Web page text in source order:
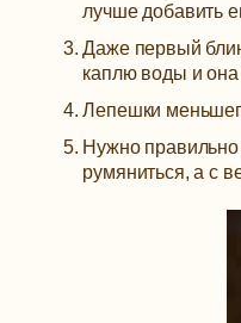
лучше добавить
Даже первый
каплю воды и она
Лепешки
Нужно правильно
румяниться, а с